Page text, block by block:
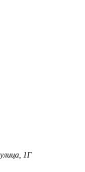
1Г